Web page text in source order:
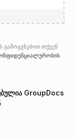
გამოყენებით თქვენ
GroupDocs